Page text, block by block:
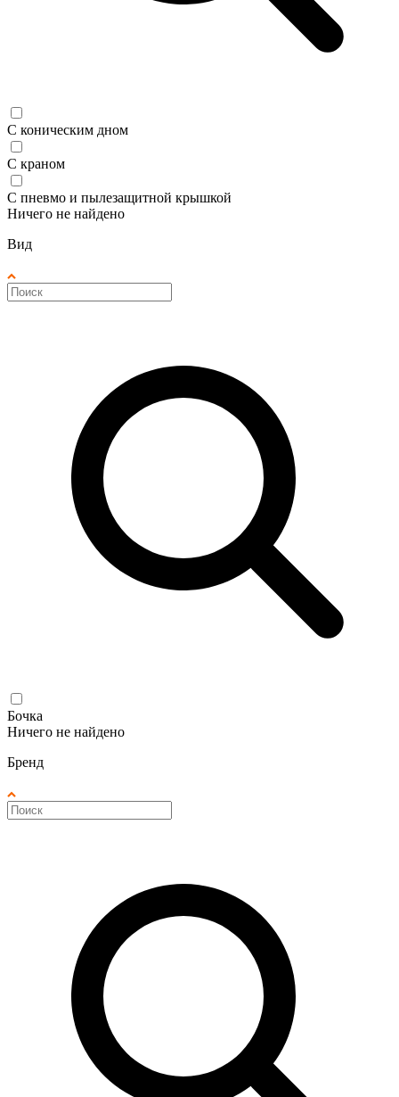
С коническим дном
С краном
С пневмо и пылезащитной крышкой
Ничего не найдено
Вид
Бочка
Ничего не найдено
Бренд